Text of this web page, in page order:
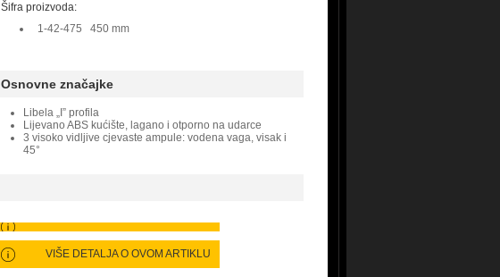
Šifra proizvoda:
1-42-475 450 mm
Osnovne značajke
Libela „I” profila
Lijevano ABS kućište, lagano i otporno na udarce
3 visoko vidljive cjevaste ampule: vodena vaga, visak i
45°
VIŠE DETALJA O OVOM ARTIKLU